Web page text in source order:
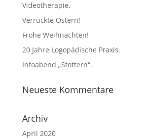
Videotherapie.
Verrückte Ostern!
Frohe Weihnachten!
20 Jahre Logopädische Praxis.
Infoabend „Stottern“.
Neueste Kommentare
Archiv
April 2020